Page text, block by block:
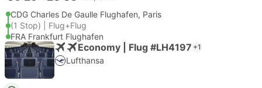
CDG Charles De Gaulle Flughafen, Paris
(1 Stop) | Flug+Flug
FRA Frankfurt Flughafen
Economy | Flug #LH4197 +1
Lufthansa